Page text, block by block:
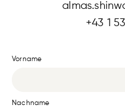
+43 1
Vorname
Nachname